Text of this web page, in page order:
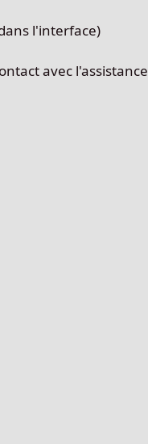
l'interface)
avec l'assistance